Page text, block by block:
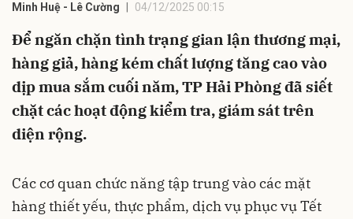
Minh Huệ - Lê Cường 04/12/2025 00:15
Để ngăn chặn tình trạng gian lận thương mại,
hàng giả, hàng kém chất lượng tăng cao vào
dịp mua sắm cuối năm, TP Hải Phòng đã siết
chặt các hoạt động kiểm tra, giám sát trên
diện rộng.
Các cơ quan chức năng tập trung vào các mặt
hàng thiết yếu, thực phẩm, dịch vụ phục vụ Tết
Hủy